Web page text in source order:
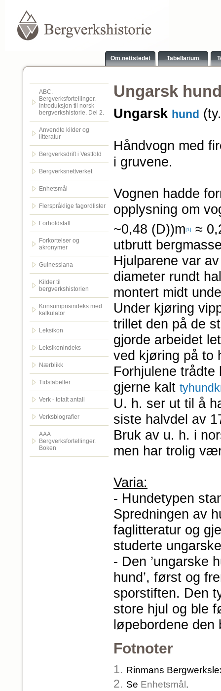
Om nettstedet Tabellarium
ABC.
Bergverksfortellinger.
Introduksjon til norsk
bergverkshistorie. Del 2.
Anvendte kilder og
litteratur
Bergverksdrift i Vestfold
Bergverksnettverket
Enhetsmål
Flerspråklige fagordlister
Forholdstall
Forkortelser og
akronymer
Guinessiana
Kilder til
bergverkshistorien
Konsumprisindeks med
kalkulator
Leksikon
Leksikonindeks
Nærblikk
Tidstabeller
Verk - totalt antall
Verksbiografier
AAA
Bergverksfortellinger.
Boken
Ungarsk
Ungarsk hund
Håndvogn med
i gruvene.
Vognen hadde
opplysning om
~0,48 (D))m[1]
≈
utbrutt
Hjulparene var
diameter rundt
montert midt
Under kjøring
trillet den på de
gjorde arbeidet
ved kjøring på to
Forhjulene
gjerne kalt
U. h. ser ut til å
siste halvdel av
Bruk av u. h. i
men har trolig
Varia:
- Hundetypen
Spredningen av
faglitteratur og
studerte
- Den ’ungarske
hund’, først og
sporstiften. Den
store hjul og ble
løpebordene
Fotnoter
1. Rinmans
2. Se Enhetsmål .